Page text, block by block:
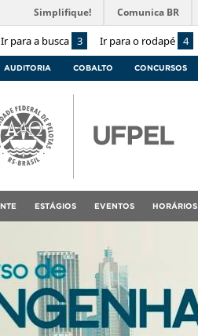
Ir para a busca 3 Ir para o rodapé 4
Simplifique! Comunica BR
AUDITORIA COBALTO CONCURSOS
ESTÁGIOS EVENTOS HORÁRIOS